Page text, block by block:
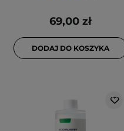
69,00 zł
DODAJ DO KOSZYKA